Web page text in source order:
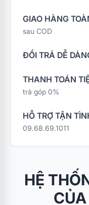
GIAO HÀNG
sau COD
ĐỔI TRẢ DỄ
THANH TOÁN
trả góp 0%
HỖ TRỢ TẬN
09.68.69.1011
HỆ